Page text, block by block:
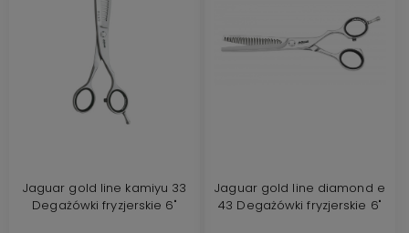
Jaguar gold line kamiyu 33
Degażówki fryzjerskie 6"
Jaguar gold line diamond e
43 Degażówki fryzjerskie 6"